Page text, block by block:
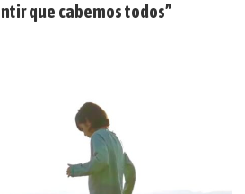
que cabemos todos”